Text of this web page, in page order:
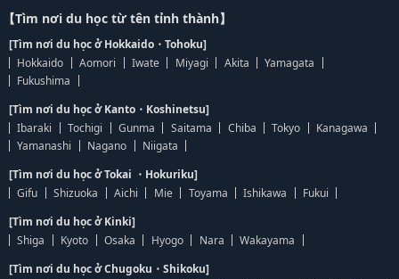
【Tìm nơi du học từ tên tỉnh thành】
[Tìm nơi du học ở Hokkaido・Tohoku]
Hokkaido
Aomori Iwate Miyagi Akita
Yamagata
Fukushima
[Tìm nơi du học ở Kanto・Koshinetsu]
Ibaraki
Tochigi Gunma Saitama Chiba Tokyo
Kanagawa
Yamanashi
Nagano
Niigata
[Tìm nơi du học ở Tokai ・Hokuriku]
Gifu
Shizuoka Aichi Mie Toyama Ishikawa
Fukui
[Tìm nơi du học ở Kinki]
Shiga
Kyoto Osaka Hyogo Nara
Wakayama
[Tìm nơi du học ở Chugoku・Shikoku]